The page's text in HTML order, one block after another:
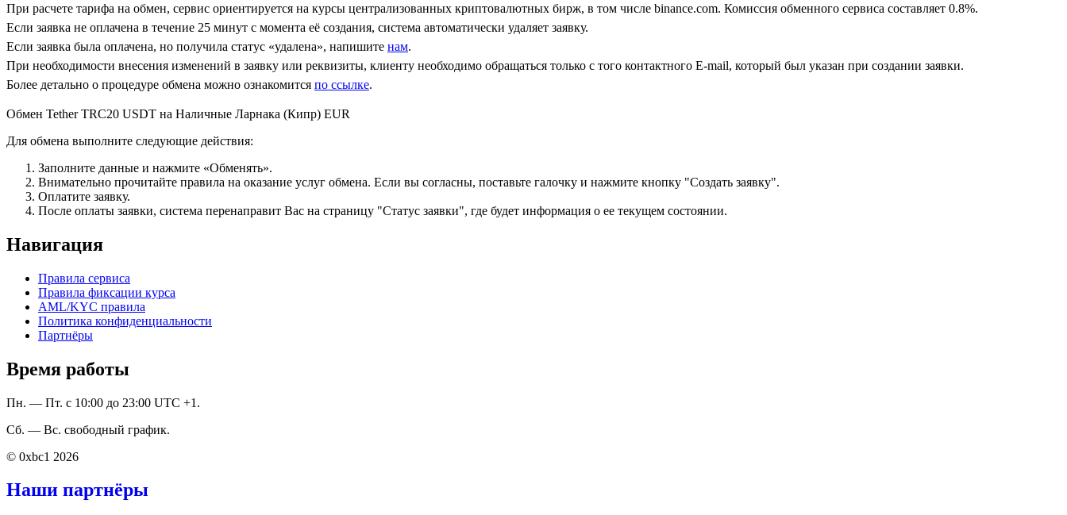
При расчете тарифа на обмен, сервис ориентируется на курсы централизованных криптовалютных бирж, в том числе binance.com. Комиссия обменного сервиса составляет 0.8%.
Если заявка не оплачена в течение 25 минут с момента её создания, система автоматически удаляет заявку.
Если заявка была оплачена, но получила статус «удалена», напишите нам.
При необходимости внесения изменений в заявку или реквизиты, клиенту необходимо обращаться только с того контактного Е-mail, который был указан при создании заявки.
Более детально о процедуре обмена можно ознакомится по ссылке.
Обмен Tether TRC20 USDT на Наличные Ларнака (Кипр) EUR
Для обмена выполните следующие действия:
Заполните данные и нажмите «Обменять».
Внимательно прочитайте правила на оказание услуг обмена. Если вы согласны, поставьте галочку и нажмите кнопку "Создать заявку".
Оплатите заявку.
После оплаты заявки, система перенаправит Вас на страницу "Статус заявки", где будет информация о ее текущем состоянии.
Навигация
Правила сервиса
Правила фиксации курса
AML/KYC правила
Политика конфиденциальности
Партнёры
Время работы
Пн. — Пт. с 10:00 до 23:00 UTC +1.
Сб. — Вс. свободный график.
© 0xbc1 2026
Наши партнёры